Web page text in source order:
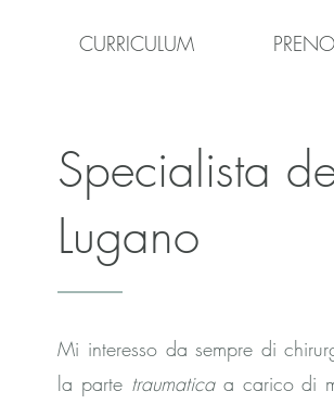
CURRICULUM
Specialista
Lugano
Mi interesso da sempre di
la parte traumaticaa carico di